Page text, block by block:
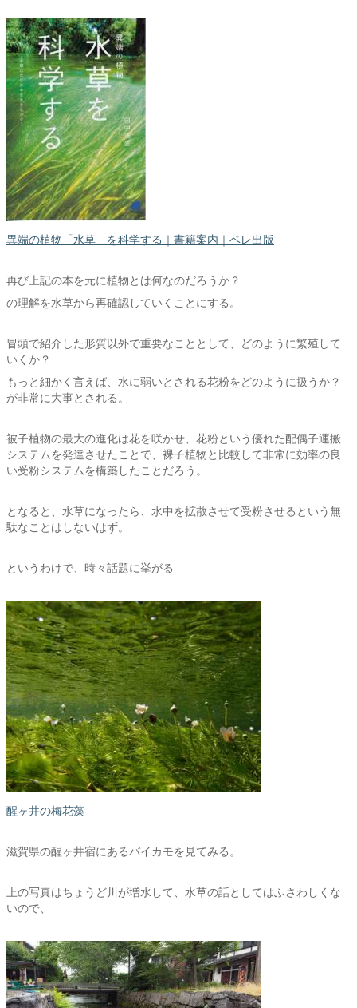
異端の植物「水草」を科学する｜書籍案内｜ベレ出版
再び上記の本を元に植物とは何なのだろうか？
の理解を水草から再確認していくことにする。
冒頭で紹介した形質以外で重要なこととして、どのように繁殖して
いくか？
もっと細かく言えば、水に弱いとされる花粉をどのように扱うか？
が非常に大事とされる。
被子植物の最大の進化は花を咲かせ、花粉という優れた配偶子運搬
システムを発達させたことで、裸子植物と比較して非常に効率の良
い受粉システムを構築したことだろう。
となると、水草になったら、水中を拡散させて受粉させるという無
駄なことはしないはず。
というわけで、時々話題に挙がる
醒ヶ井の梅花藻
滋賀県の醒ヶ井宿にあるバイカモを見てみる。
上の写真はちょうど川が増水して、水草の話としてはふさわしくな
いので、